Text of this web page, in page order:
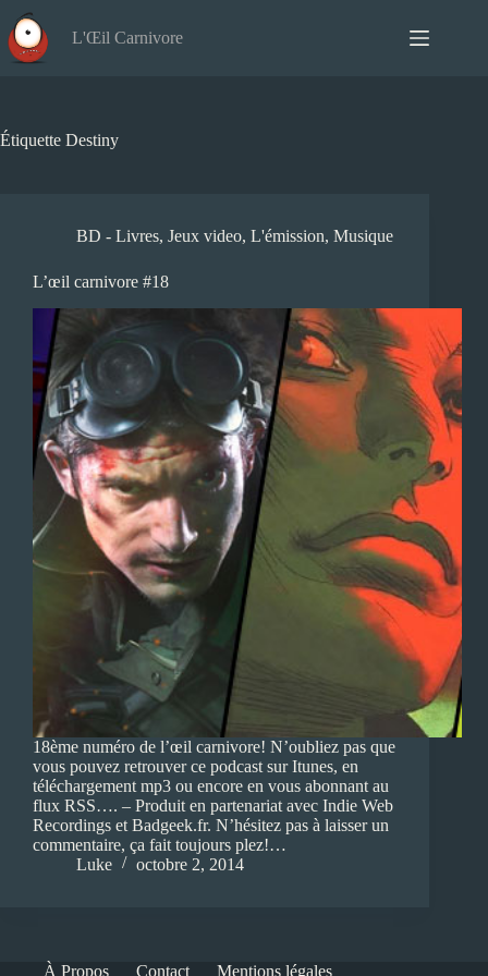
au
contenu
L'Œil Carnivore
Étiquette Destiny
BD - Livres, Jeux video, L'émission, Musique
L’œil carnivore #18
18ème numéro de l’œil carnivore! N’oubliez pas que
vous pouvez retrouver ce podcast sur Itunes, en
téléchargement mp3 ou encore en vous abonnant au
flux RSS…. – Produit en partenariat avec Indie Web
Recordings et Badgeek.fr. N’hésitez pas à laisser un
commentaire, ça fait toujours plez!…
Luke
octobre 2, 2014
À Propos Contact Mentions légales